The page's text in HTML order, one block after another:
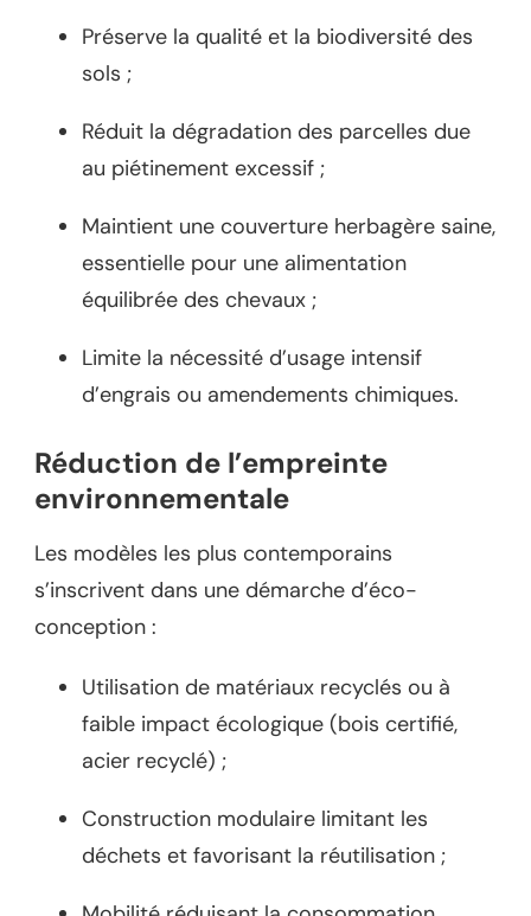
Préserve la qualité et la biodiversité des
sols ;
Réduit la dégradation des parcelles due
au piétinement excessif ;
Maintient une couverture herbagère saine,
essentielle pour une alimentation
équilibrée des chevaux ;
Limite la nécessité d’usage intensif
d’engrais ou amendements chimiques.
Réduction de l’empreinte
environnementale
Les modèles les plus contemporains
s’inscrivent dans une démarche d’éco-
conception :
Utilisation de matériaux recyclés ou à
faible impact écologique (bois certifié,
acier recyclé) ;
Construction modulaire limitant les
déchets et favorisant la réutilisation ;